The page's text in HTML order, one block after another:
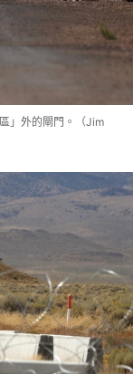
」外的閘門。（Jim